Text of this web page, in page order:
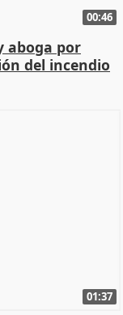
00:46
aboga por
del incendio
01:37